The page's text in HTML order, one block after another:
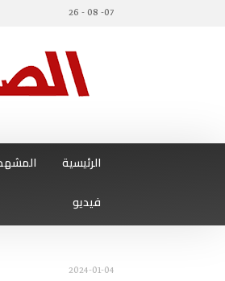
07- 08 - 26
الرئيسية
فيديو
2024-01-04